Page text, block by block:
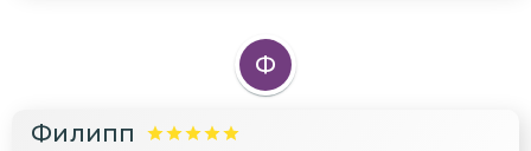
Ф
Филипп